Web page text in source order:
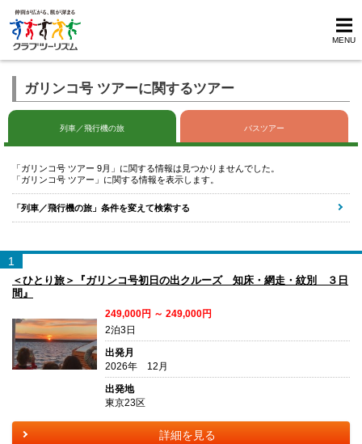
MENU
ガリンコ号 ツアーに関するツアー
列車／飛行機の旅 バスツアー
「ガリンコ号 ツアー 9月」に関する情報は見つかりませんでした。
「ガリンコ号 ツアー」に関する情報を表示します。
「列車／飛行機の旅」条件を変えて検索する
1
＜ひとり旅＞『ガリンコ号初日の出クルーズ 知床・網走・紋別 ３日
間』
249,000円 ～ 249,000円
2泊3日
出発月
2026年 12月
出発地
東京23区
詳細を見る